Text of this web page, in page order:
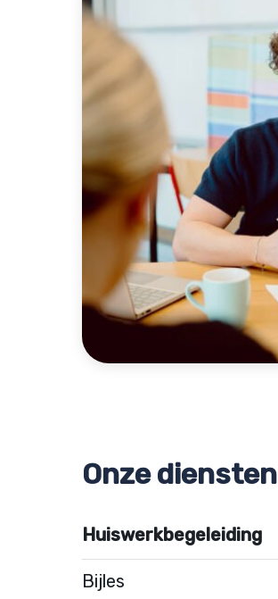
Onze diensten
Huiswerkbegeleiding
Bijles